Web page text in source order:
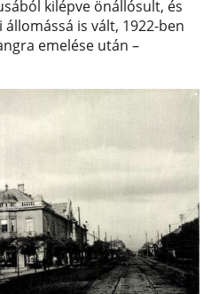
kilépve önállósult, és
is vált, 1922-ben
emelése után –